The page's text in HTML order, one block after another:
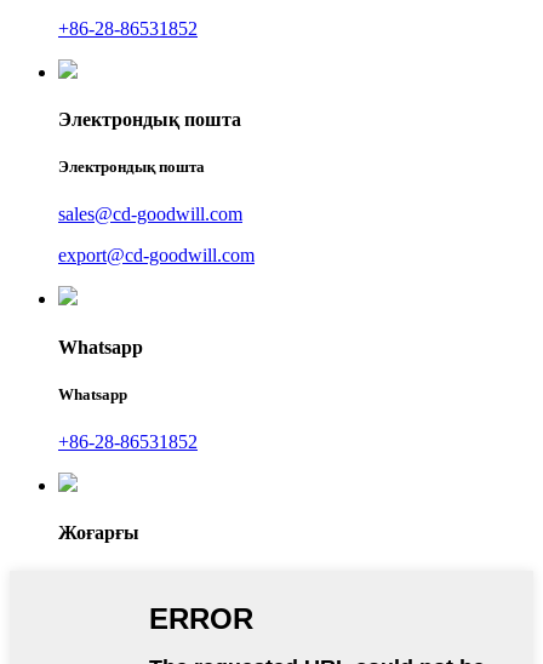
+86-28-86531852
Электрондық пошта
Электрондық пошта
sales@cd-goodwill.com
export@cd-goodwill.com
Whatsapp
Whatsapp
+86-28-86531852
Жоғарғы